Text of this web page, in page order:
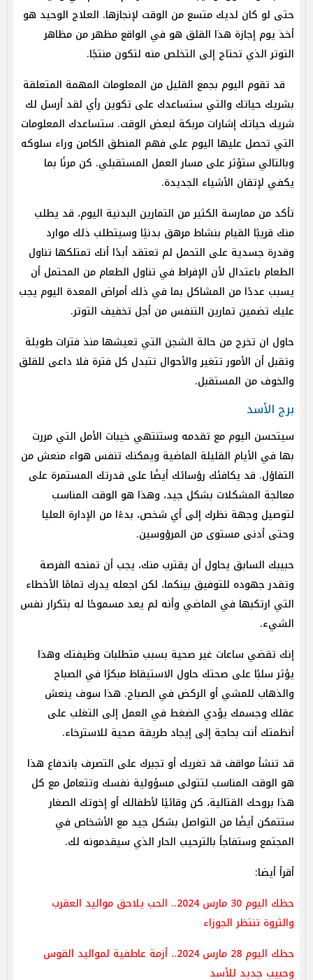
حتى لو كان لديك متسع من الوقت لإنجازها. العلاج الوحيد هو
أخذ يوم إجازة هذا القلق هو في الواقع مظهر من مظاهر
التوتر الذي تحتاج إلى التخلص منه لتكون منتجًا.
ﾠقد تقوم اليوم بجمع القليل من المعلومات المهمة المتعلقة
بشريك حياتك والتي ستساعدك على تكوين رأي لقد أرسل لك
شريك حياتك إشارات مربكة لبعض الوقت. ستساعدك المعلومات
التي تحصل عليها اليوم على فهم المنطق الكامن وراء سلوكه
وبالتالي ستؤثر على مسار العمل المستقبلي. كن مرنًا بما
يكفي لإتقان الأشياء الجديدة.
تأكد من ممارسة الكثير من التمارين البدنية اليوم، قد يطلب
منك قريبًا القيام بنشاط مرهق بدنيًا وسيتطلب ذلك موارد
وقدرة جسدية على التحمل لم تعتقد أبدًا أنك تمتلكها تناول
الطعام باعتدال لأن الإفراط في تناول الطعام من المحتمل أن
يسبب عددًا من المشاكل بما في ذلك أمراض المعدة اليوم يجب
عليك تضمين تمارين التنفس من أجل تخفيف التوتر.
حاول ان تخرج من حالة الشجن التي تعيشها منذ فترات طويلة
وتقبل أن الأمور تتغير والأحوال تتبدل كل فترة فلا داعى للقلق
والخوف من المستقبل.
برج الأسد
سيتحسن اليوم مع تقدمه وستنتهي خيبات الأمل التي مررت
بها في الأيام القليلة الماضية ويمكنك تنفس هواء منعش من
التفاؤل. قد يكافئك رؤسائك أيضًا على قدرتك المستمرة على
معالجة المشكلات بشكل جيد، وهذا هو الوقت المناسب
لتوصيل وجهة نظرك إلى أي شخص، بدءًا من الإدارة العليا
وحتى أدنى مستوى من المرؤوسين.
حبيبك السابق يحاول أن يقترب منك، يجب أن تمنحه الفرصة
وتقدر جهوده للتوفيق بينكما، لكن اجعله يدرك تمامًا الأخطاء
التي ارتكبها في الماضي وأنه لم يعد مسموحًا له بتكرار نفس
الشيء.
إنك تقضي ساعات غير صحية بسبب متطلبات وظيفتك وهذا
يؤثر سلبًا على صحتك حاول الاستيقاظ مبكرًا في الصباح
والذهاب للمشي أو الركض في الصباح. هذا سوف ينعش
عقلك وجسمك يؤدي الضغط في العمل إلى التغلب على
أنظمتك أنت بحاجة إلى إيجاد طريقة صحية للاسترخاء.
قد تنشأ مواقف قد تغريك أو تجبرك على التصرف باندفاع هذا
هو الوقت المناسب لتتولى مسؤولية نفسك وتتعامل مع كل
هذا بروحك القتالية، كن وقائيًا لأطفالك أو إخوتك الصغار
ستتمكن أيضًا من التواصل بشكل جيد مع الأشخاص في
المجتمع وستفاجأ بالترحيب الحار الذي سيقدمونه لك.
أقرأ أيضا:
حظك اليوم 30 مارس 2024.. الحب يلاحق مواليد العقرب
والثروة تنتظر الجوزاء
حظك اليوم 28 مارس 2024.. أزمة عاطفية لمواليد القوس
وحبيب جديد للأسد